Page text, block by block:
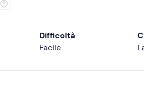
Difficoltà
Facile